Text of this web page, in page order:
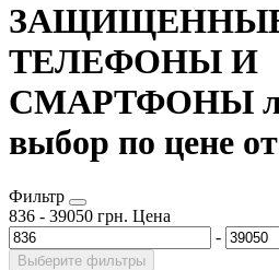
ТЕЛЕФОНЫ И
СМАРТФОНЫ
выбор по цене
Фильтр
836 - 39050 грн. Цена
-
Выберите фильтры